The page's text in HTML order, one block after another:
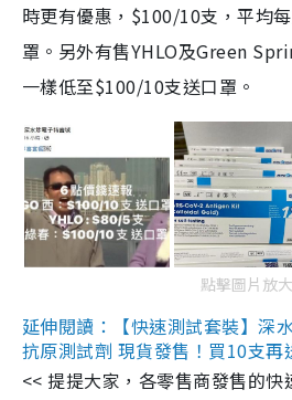
時更有優惠，$100/10支，平均
罩。另外有售YHLO及Green
一樣低至$100/10支送口罩。
點擊圖片放大
延伸閱讀：【快速測試套裝】深
抗原測試劑 現貨發售！買10支再
<< 提提大家，各零售商發售的快